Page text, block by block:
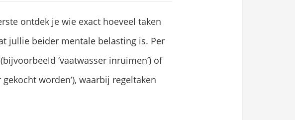
ontdek je wie exact hoeveel taken
jullie beider mentale belasting is. Per
‘vaatwasser inruimen’) of
worden’), waarbij regeltaken